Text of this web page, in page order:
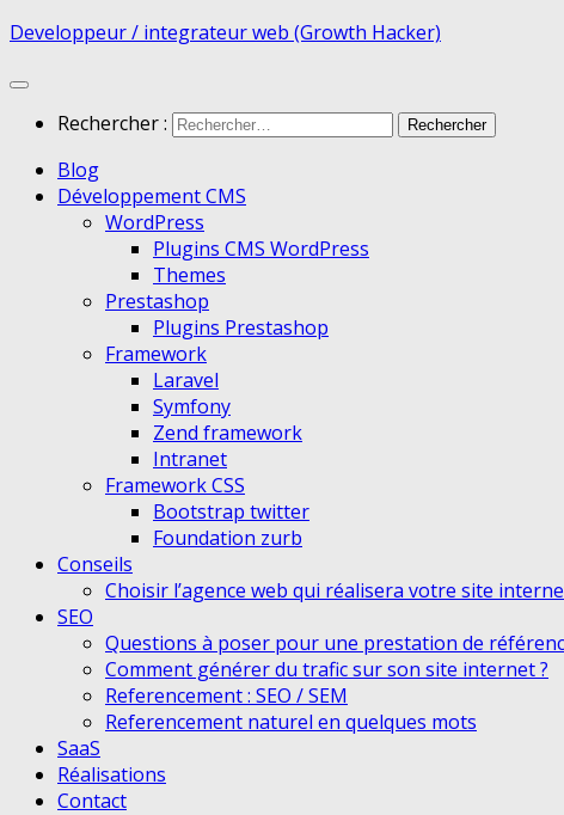
Developpeur / integrateur web (Growth Hacker)
Rechercher :
Blog
Développement CMS
WordPress
Plugins CMS WordPress
Themes
Prestashop
Plugins Prestashop
Framework
Laravel
Symfony
Zend framework
Intranet
Framework CSS
Bootstrap twitter
Foundation zurb
Conseils
Choisir l’agence web qui réalisera votre site
SEO
Questions à poser pour une prestation de
Comment générer du trafic sur son site internet ?
Referencement : SEO / SEM
Referencement naturel en quelques mots
SaaS
Réalisations
Contact